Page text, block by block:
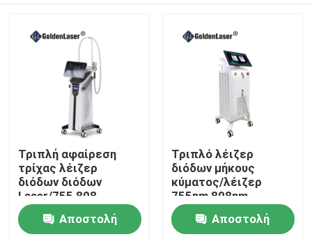
Σπίτι
Προϊόντα
Βίντεο
Τριπλή αφαίρεση
τρίχας λέιζερ
διόδων διόδων
Laser/755 808
1064nm μήκους
κύματοςΑποστολή
Τριπλό λέιζερ
διόδων μήκους
κύματος/λέιζερ
755nm 808nm
1064nm διόδων
Αποστολή